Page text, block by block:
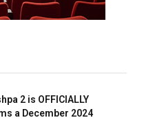
2 is OFFICIALLY
a December 2024